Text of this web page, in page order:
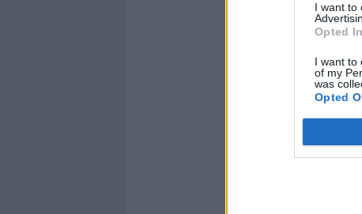
I want to
Opted In
I want to
of my
was
Opted